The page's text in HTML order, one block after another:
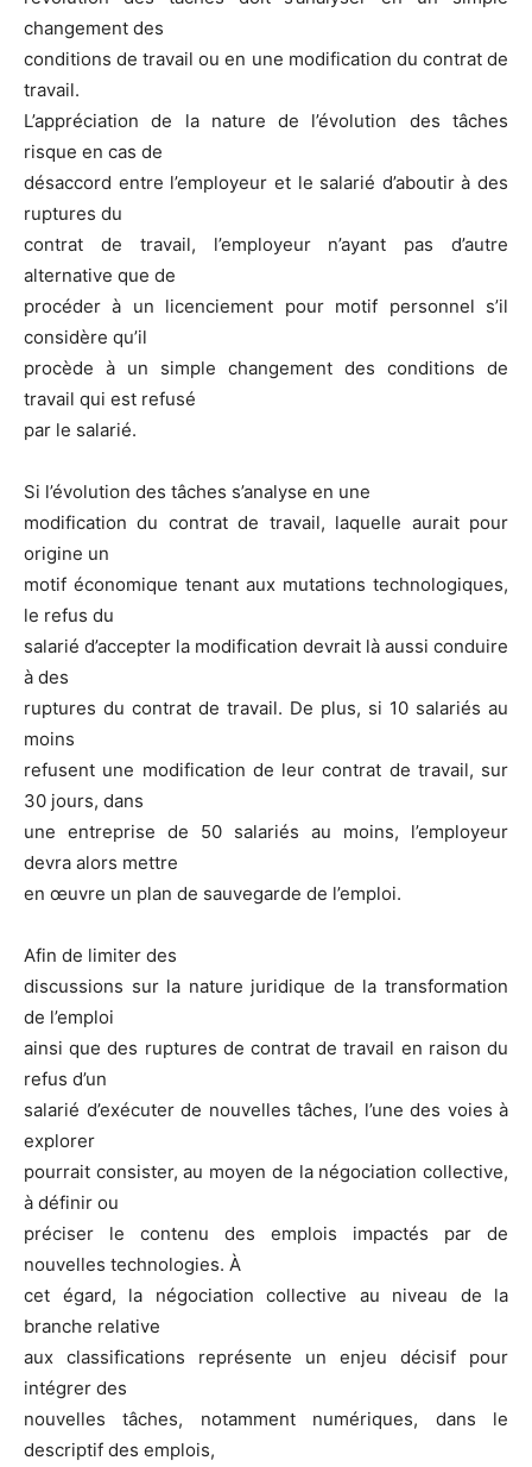
changement des
conditions de travail ou en une modification du contrat de
travail.
L’appréciation de la nature de l’évolution des tâches
risque en cas de
désaccord entre l’employeur et le salarié d’aboutir à des
ruptures du
contrat de travail, l’employeur n’ayant pas d’autre
alternative que de
procéder à un licenciement pour motif personnel s’il
considère qu’il
procède à un simple changement des conditions de
travail qui est refusé
par le salarié.
Si l’évolution des tâches s’analyse en une
modification du contrat de travail, laquelle aurait pour
origine un
motif économique tenant aux mutations technologiques,
le refus du
salarié d’accepter la modification devrait là aussi conduire
à des
ruptures du contrat de travail. De plus, si 10 salariés au
moins
refusent une modification de leur contrat de travail, sur
30 jours, dans
une entreprise de 50 salariés au moins, l’employeur
devra alors mettre
en œuvre un plan de sauvegarde de l’emploi.
Afin de limiter des
discussions sur la nature juridique de la transformation
de l’emploi
ainsi que des ruptures de contrat de travail en raison du
refus d’un
salarié d’exécuter de nouvelles tâches, l’une des voies à
explorer
pourrait consister, au moyen de la négociation collective,
à définir ou
préciser le contenu des emplois impactés par de
nouvelles technologies. À
cet égard, la négociation collective au niveau de la
branche relative
aux classifications représente un enjeu décisif pour
intégrer des
nouvelles tâches, notamment numériques, dans le
descriptif des emplois,